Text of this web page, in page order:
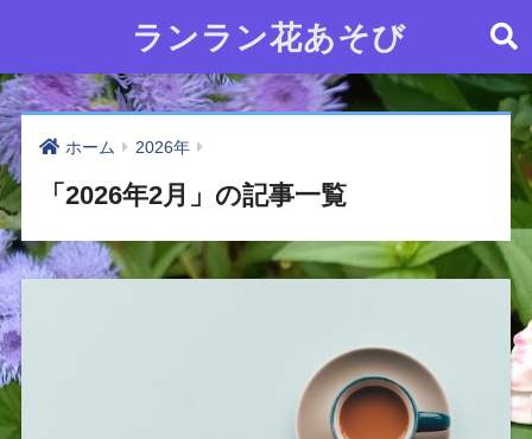
ランラン花あそび
ホーム 2026年
「2026年2月」の記事一覧